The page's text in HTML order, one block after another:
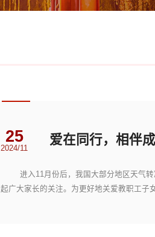
25
2024/11
进入11月份后，我国大部分地区天气转
起广大家长的关注。为更好地关爱教职工子